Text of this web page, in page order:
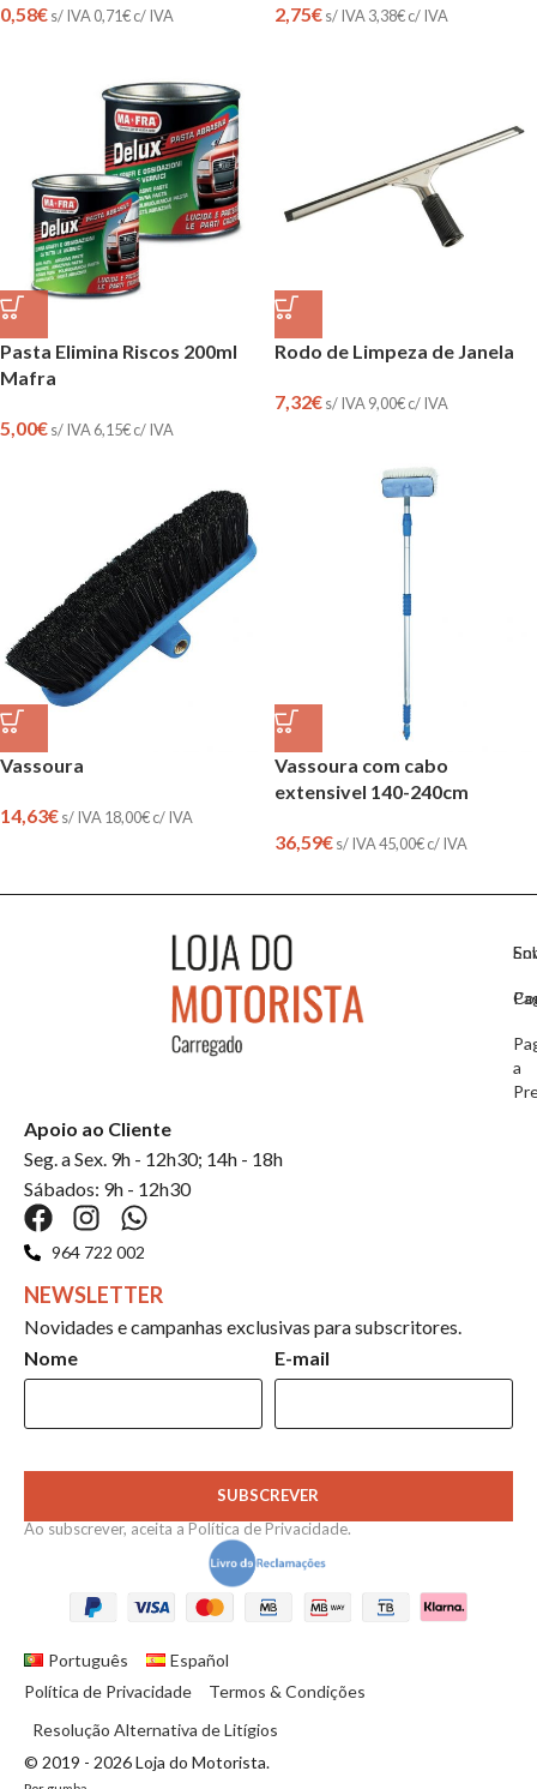
0,58€s/ IVA 0,71€c/ IVA 2,75€s/ IVA 3,38€c/ IVA
Pasta Elimina Riscos 200ml
Mafra
5,00€s/ IVA 6,15€c/ IVA
Rodo de Limpeza de Janela
7,32€s/ IVA 9,00€c/ IVA
Vassoura
14,63€s/ IVA 18,00€c/ IVA
Vassoura com cabo
extensivel 140-240cm
36,59€s/ IVA45,00€c/ IVA
a
Apoio ao Cliente
Seg. a Sex. 9h - 12h30; 14h - 18h
Sábados: 9h - 12h30
964 722 002
NEWSLETTER
Novidades e campanhas exclusivas para subscritores.
Nome
E-mail
SUBSCREVER
Ao subscrever, aceita a Política de Privacidade.
© 2019 - 2026 Loja do Motorista.
Português
Español
Política de Privacidade
Termos & Condições
Resolução Alternativa de Litígios